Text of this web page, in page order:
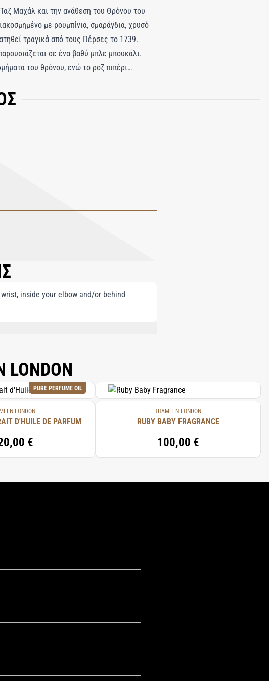
Μαχάλ και την ανάθεση του Θρόνου του
με ρουμπίνια, σμαράγδια, χρυσό
τραγικά από τους Πέρσες το 1739.
σε ένα βαθύ μπλε μπουκάλι.
του θρόνου, ενώ το ροζ πιπέρι
Η καρδιά διαθέτει τριαντάφυλλο Ταΐφ, που
δημιουργούν μια παρηγορητική, λαμπερή
inside your elbow and/or behind
PURE PERFUME OIL
LONDON
D'HUILE DE PARFUM
€
THAMEEN LONDON
RUBY BABY FRAGRANCE
100,00 €